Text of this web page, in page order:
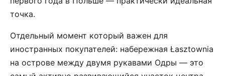
точка.
Отдельный момент который важен для
иностранных покупателей: набережная Łasztownia
на острове между двумя рукавами Одры — это